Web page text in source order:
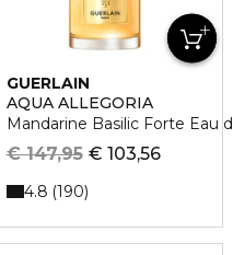
GUERLAIN
AQUA ALLEGORIA
Mandarine Basilic Forte Eau
€ 103,56
€ 147,95
4.8 190